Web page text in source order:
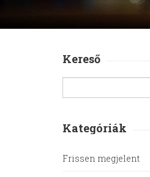
Kereső
Kategóriák
Frissen megjelent